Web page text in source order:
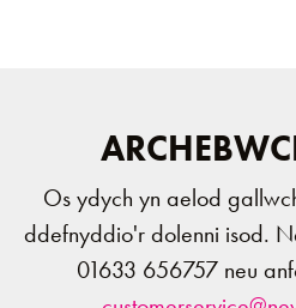
Os ydych yn aelod
ddefnyddio'r dolenni isod.
01633 656757 neu